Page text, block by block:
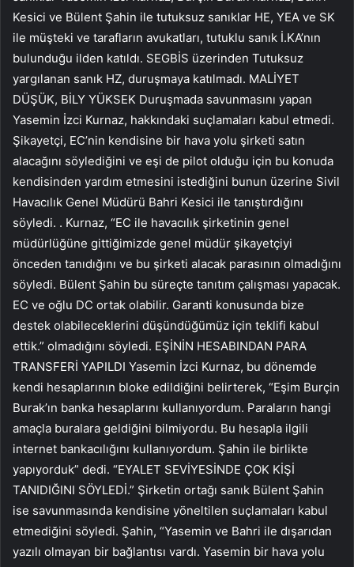
Kesici ve Bülent Şahin ile tutuksuz sanıklar HE, YEA ve SK
ile müşteki ve tarafların avukatları, tutuklu sanık İ.KA’nın
bulunduğu ilden katıldı. SEGBİS üzerinden Tutuksuz
yargılanan sanık HZ, duruşmaya katılmadı. MALİYET
DÜŞÜK, BİLY YÜKSEK Duruşmada savunmasını yapan
Yasemin İzci Kurnaz, hakkındaki suçlamaları kabul etmedi.
Şikayetçi, EC’nin kendisine bir hava yolu şirketi satın
alacağını söylediğini ve eşi de pilot olduğu için bu konuda
kendisinden yardım etmesini istediğini bunun üzerine Sivil
Havacılık Genel Müdürü Bahri Kesici ile tanıştırdığını
söyledi. . Kurnaz, “EC ile havacılık şirketinin genel
müdürlüğüne gittiğimizde genel müdür şikayetçiyi
önceden tanıdığını ve bu şirketi alacak parasının olmadığını
söyledi. Bülent Şahin bu süreçte tanıtım çalışması yapacak.
EC ve oğlu DC ortak olabilir. Garanti konusunda bize
destek olabileceklerini düşündüğümüz için teklifi kabul
ettik.” olmadığını söyledi. EŞİNİN HESABINDAN PARA
TRANSFERİ YAPILDI Yasemin İzci Kurnaz, bu dönemde
kendi hesaplarının bloke edildiğini belirterek, “Eşim Burçin
Burak’ın banka hesaplarını kullanıyordum. Paraların hangi
amaçla buralara geldiğini bilmiyordu. Bu hesapla ilgili
internet bankacılığını kullanıyordum. Şahin ile birlikte
yapıyorduk” dedi. “EYALET SEVİYESİNDE ÇOK KİŞİ
TANIDIĞINI SÖYLEDİ.” Şirketin ortağı sanık Bülent Şahin
ise savunmasında kendisine yöneltilen suçlamaları kabul
etmediğini söyledi. Şahin, “Yasemin ve Bahri ile dışarıdan
yazılı olmayan bir bağlantısı vardı. Yasemin bir hava yolu